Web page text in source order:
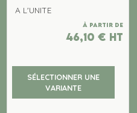
A L'UNITE
À partir de
46,10 € ht
SÉLECTIONNER UNE
VARIANTE